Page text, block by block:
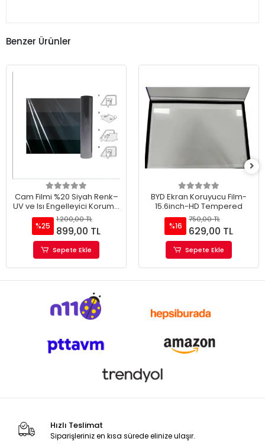
Benzer Ürünler
Cam Filmi %20 Siyah Renk–
UV ve Isı Engelleyici Koruma
75cmX6Metre-Cam-
Balkon-Ofis-Araba
%25
1.200,00 TL
899,00 TL
Sepete Ekle
BYD Ekran Koruyucu Film-
15.6inch-HD Tempered
%16
750,00 TL
629,00 TL
Sepete Ekle
Hızlı Teslimat
Siparişleriniz en kısa sürede elinize ulaşır.